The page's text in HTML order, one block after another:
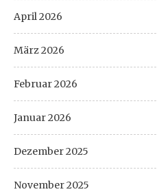
April 2026
März 2026
Februar 2026
Januar 2026
Dezember 2025
November 2025